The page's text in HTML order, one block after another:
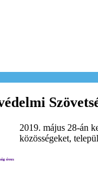
2019. május 28-án
közösségeket,